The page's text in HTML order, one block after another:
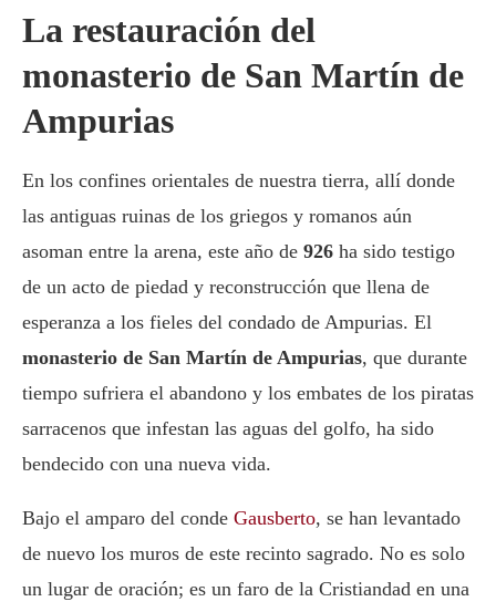
La restauración del
monasterio de San Martín de
Ampurias
En los confines orientales de nuestra tierra, allí donde
las antiguas ruinas de los griegos y romanos aún
asoman entre la arena, este año de 926 ha sido testigo
de un acto de piedad y reconstrucción que llena de
esperanza a los fieles del condado de Ampurias. El
monasterio de San Martín de Ampurias, que durante
tiempo sufriera el abandono y los embates de los piratas
sarracenos que infestan las aguas del golfo, ha sido
bendecido con una nueva vida.
Bajo el amparo del conde Gausberto, se han levantado
de nuevo los muros de este recinto sagrado. No es solo
un lugar de oración; es un faro de la Cristiandad en una